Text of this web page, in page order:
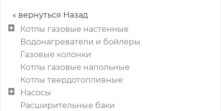
Котлы газовые настенные
Водонагреватели и бойлеры
Газовые колонки
Котлы газовые напольные
Котлы твердотопливные
Насосы
Расширительные баки
« вернуться Назад